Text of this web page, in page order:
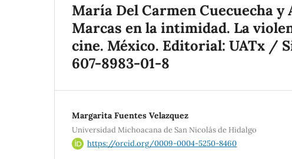
María Del Carmen Cuecuecha y
Marcas en la intimidad. La
cine. México. Editorial: UATx /
607-8983-01-8
Margarita Fuentes Velazquez
Universidad Michoacana de San Nicolás de Hidalgo
https://orcid.org/0009-0004-5250-8460